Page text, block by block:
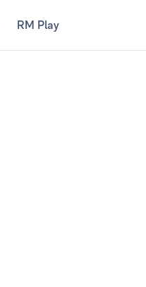
RM Play